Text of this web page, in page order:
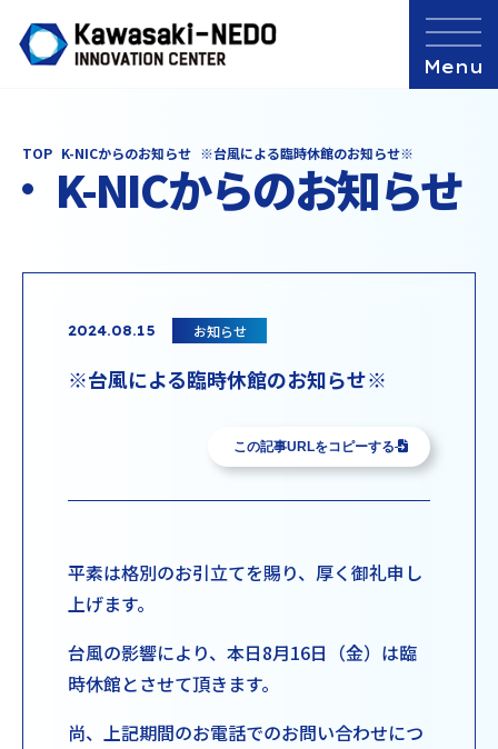
TOP K-NICからのお知らせ ※台風による臨時休館のお知らせ※
K-NICからのお知らせ
2024.08.15 お知らせ
※台風による臨時休館のお知らせ※
この記事URLをコピーする
平素は格別のお引立てを賜り、厚く御礼申し
上げます。
台風の影響により、本日8月16日（金）は臨
時休館とさせて頂きます。
尚、上記期間のお電話でのお問い合わせにつ